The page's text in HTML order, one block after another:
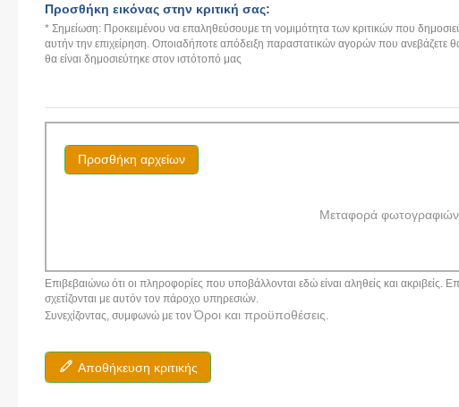
Προσθήκη εικόνας στην κριτική σας:
* Σημείωση: Προκειμένου να επαληθεύσουμε τη νομιμότητα των κριτικών που
αυτήν την επιχείρηση. Οποιαδήποτε απόδειξη παραστατικών αγορών που ανεβάζετε
θα είναι δημοσιεύτηκε στον ιστότοπό μας
Προσθήκη αρχείων
Μεταφορά
Επιβεβαιώνω ότι οι πληροφορίες που υποβάλλονται εδώ είναι αληθείς και ακριβείς.
σχετίζονται με αυτόν τον πάροχο υπηρεσιών.
Συνεχίζοντας, συμφωνώ με τονΌροι και προϋποθέσεις.
Αποθήκευση κριτικής